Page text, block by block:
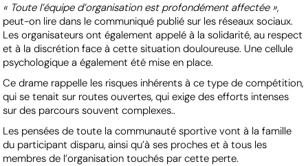
« Toute l’équipe d’organisation est profondément affectée »,
peut-on lire dans le communiqué publié sur les réseaux sociaux.
Les organisateurs ont également appelé à la solidarité, au respect
et à la discrétion face à cette situation douloureuse. Une cellule
psychologique a également été mise en place.
Ce drame rappelle les risques inhérents à ce type de compétition,
qui se tenait sur routes ouvertes, qui exige des efforts intenses
sur des parcours souvent complexes..
Les pensées de toute la communauté sportive vont à la famille
du participant disparu, ainsi qu’à ses proches et à tous les
membres de l’organisation touchés par cette perte.